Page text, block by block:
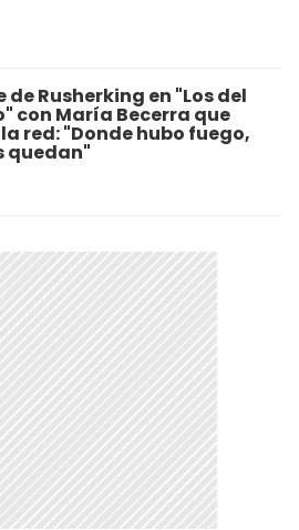
de Rusherking en "Los del
con María Becerra que
red: "Donde hubo fuego,
quedan"